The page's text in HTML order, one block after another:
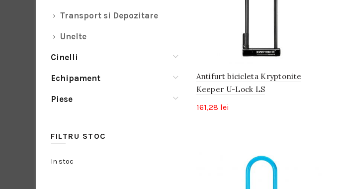
Antifurt bicicleta Kryptonite
Keeper U-Lock LS
161,28 lei
Transport si Depozitare
Unelte
Cinelli
Echipament
Piese
FILTRU STOC
In stoc